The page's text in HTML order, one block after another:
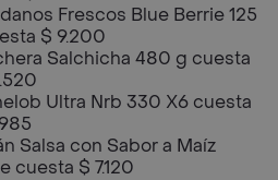
Frescos Blue Berrie 125
$ 9.200
Salchicha 480 g cuesta
Ultra Nrb 330 X6 cuesta
Salsa con Sabor a Maíz
cuesta $ 7.120